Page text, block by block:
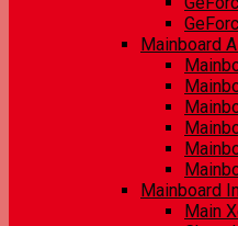
Mainboard
Mainboard
Main